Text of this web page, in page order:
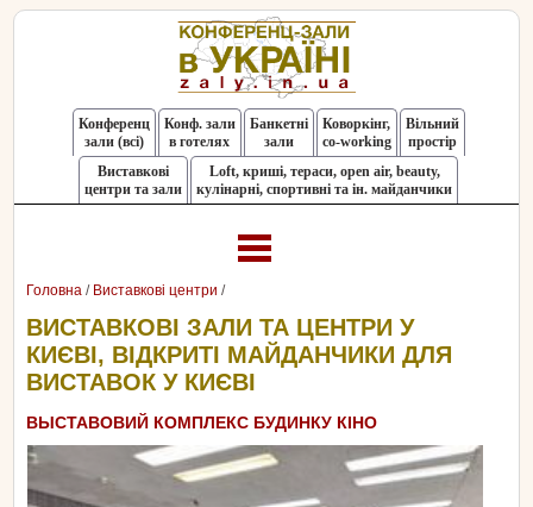
Конференц
зали (всі)
Конф. зали
в готелях
Банкетні
зали
Коворкінг,
co-working
Вільний
простір
Виставкові
центри та зали
Loft, криші, тераси, оpen air, beauty,
кулінарні, спортивні та ін. майданчики
Головна / Виставкові центри /
ВИСТАВКОВІ ЗАЛИ ТА ЦЕНТРИ У
КИЄВІ, ВІДКРИТІ МАЙДАНЧИКИ ДЛЯ
ВИСТАВОК У КИЄВІ
ВЫСТАВОВИЙ КОМПЛЕКС БУДИНКУ КІНО